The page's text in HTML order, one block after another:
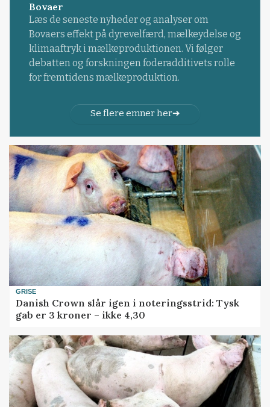
Bovaer
Læs de seneste nyheder og analyser om
Bovaers effekt på dyrevelfærd, mælkeydelse og
klimaaftryk i mælkeproduktionen. Vi følger
debatten og forskningen foderadditivets rolle
for fremtidens mælkeproduktion.
Se flere emner her
GRISE
Danish Crown slår igen i noteringsstrid: Tysk
gab er 3 kroner – ikke 4,30